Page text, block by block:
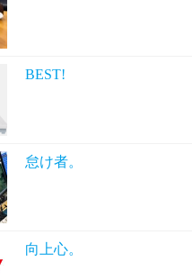
BEST!
怠け者。
向上心。